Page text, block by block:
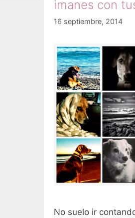
imanes con
16 septiembre, 2014
No suelo ir